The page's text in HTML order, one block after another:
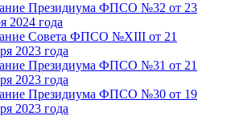
Президиума ФПСО №32 от 23
2024 года
Совета ФПСО №XIII от 21
2023 года
Президиума ФПСО №31 от 21
2023 года
Президиума ФПСО №30 от 19
2023 года